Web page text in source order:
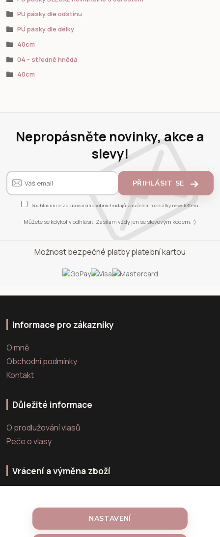
PU pásky dle odstínu
PU pásky dle délky
40cm
04 - středně hnědá
40cm
Nepropásněte novinky, akce a
slevy!
PŘIHLÁSIT SE
Souhlasím se zpracováním osobních údajů za účelem rozesílky newsletteru.
Můžete se kdykoliv odhlásit. Zasílám vždy jen se slevovým kódem. :)
Možnost bezpečné platby platební kartou
Informace pro zákazníky
O mně
Obchodní podmínky
Kontakt
Důležité informace
O prodlužování vlasů
Péče o vlasy
Vrácení a výměna zboží
Vrácení zboží
NASTAVENÍ